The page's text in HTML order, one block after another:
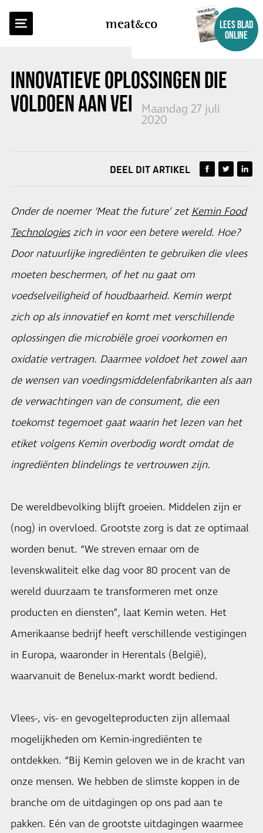
meatco
LEES BLAD
ONLINE
INNOVATIEVE OPLOSSINGEN DIE
VOLDOEN AAN VERWACHTINGEN
Maandag 27 juli
2020
TERUG NAAR OVERZICHT
DEEL DIT ARTIKEL
Onder de noemer ‘Meat the future’ zetKemin Food
Technologieszich in voor een betere wereld. Hoe?
Door natuurlijke ingrediënten te gebruiken die vlees
moeten beschermen, of het nu gaat om
voedselveiligheid of houdbaarheid. Kemin werpt
zich op als innovatief en komt met verschillende
oplossingen die microbiële groei voorkomen en
oxidatie vertragen. Daarmee voldoet het zowel aan
de wensen van voedingsmiddelenfabrikanten als aan
de verwachtingen van de consument, die een
toekomst tegemoet gaat waarin het lezen van het
etiket volgens Kemin overbodig wordt omdat de
ingrediënten blindelings te vertrouwen zijn.
De wereldbevolking blijft groeien. Middelen zijn er
(nog) in overvloed. Grootste zorg is dat ze optimaal
worden benut. “We streven ernaar om de
levenskwaliteit elke dag voor 80 procent van de
wereld duurzaam te transformeren met onze
producten en diensten”, laat Kemin weten. Het
Amerikaanse bedrijf heeft verschillende vestigingen
in Europa, waaronder in Herentals (België),
waarvanuit de Benelux-markt wordt bediend.
Vlees-, vis- en gevogelteproducten zijn allemaal
mogelijkheden om Kemin-ingrediënten te
ontdekken. “Bij Kemin geloven we in de kracht van
onze mensen. We hebben de slimste koppen in de
branche om de uitdagingen op ons pad aan te
pakken. Eén van de grootste uitdagingen waarmee